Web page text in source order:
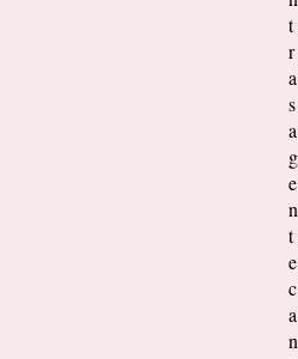
t
r
a
s
a
g
e
n
t
e
c
a
n